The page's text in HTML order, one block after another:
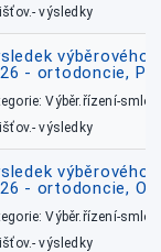
výsledky
výběrového
- ortodoncie,
Výběr.řízení-
výsledky
výběrového
- ortodoncie,
Výběr.řízení-
výsledky